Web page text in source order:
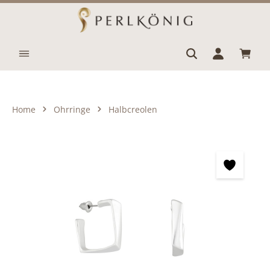
Zum Hauptinhalt springen
Home Ohrringe Halbcreolen